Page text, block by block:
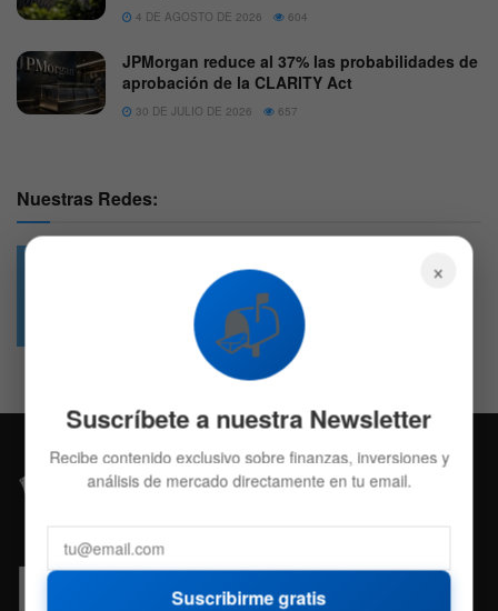
4 DE AGOSTO DE 2026 604
JPMorgan reduce al 37% las probabilidades de
aprobación de la CLARITY Act
30 DE JULIO DE 2026 657
Nuestras Redes:
4.7k
Followers
×
📬
Suscríbete a nuestra Newsletter
Recibe contenido exclusivo sobre finanzas, inversiones y
análisis de mercado directamente en tu email.
Suscribirme gratis